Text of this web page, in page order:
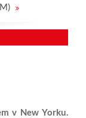
v New Yorku.